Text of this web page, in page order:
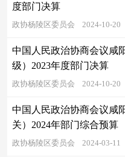
度部门决算
政协杨陵区委员会 2024-10-20
中国人民政治协商会议咸
级）2023年度部门决算
政协杨陵区委员会 2024-10-20
中国人民政治协商会议咸
关）2024年部门综合预算
政协杨陵区委员会 2024-03-11